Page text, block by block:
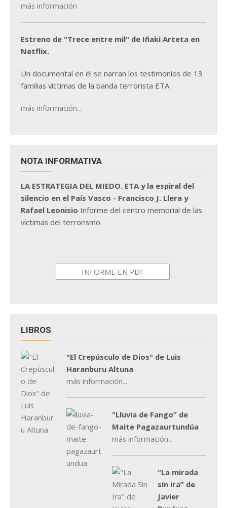
más información
Estreno de "Trece entre mil" de Iñaki Arteta en
Netflix.
Un documental en él se narran los testimonios de 13
familias víctimas de la banda terrorista ETA.
más información...
NOTA INFORMATIVA
LA ESTRATEGIA DEL MIEDO. ETA y la espiral del
silencio en el País Vasco - Francisco J. Llera y
Rafael Leonisio Informe del centro memorial de las
víctimas del terrorismo
INFORME EN PDF
LIBROS
"El Crepúsculo de Dios" de Luis
Haranburu Altuna
más información...
"Lluvia de Fango” de
Maite Pagazaurtundúa
más información...
“La mirada
sin ira” de
Javier